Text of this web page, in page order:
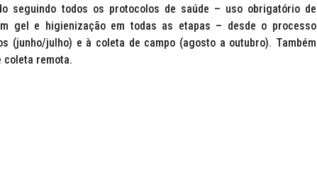
seguindo todos os protocolos de saúde – uso obrigatório de
gel e higienização em todas as etapas – desde o processo
(junho/julho) e à coleta de campo (agosto a outubro). Também
coleta remota.